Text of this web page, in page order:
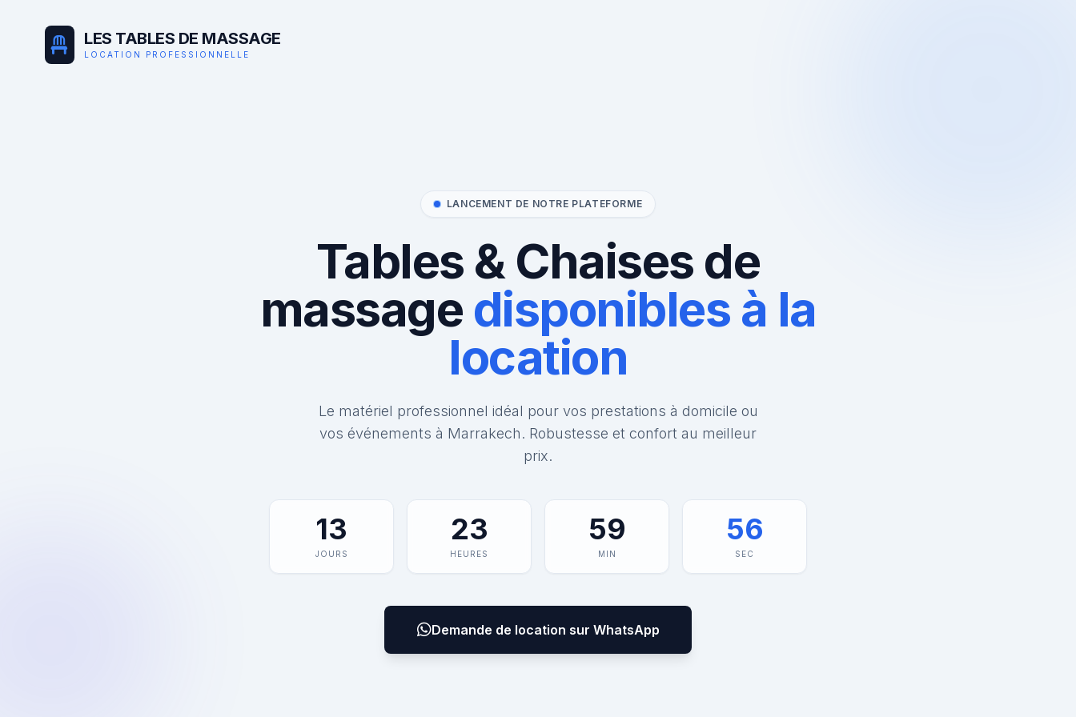
LES TABLES DE MASSAGE
LOCATION PROFESSIONNELLE
LANCEMENT DE NOTRE PLATEFORME
Tables & Chaises de
massage disponibles à la
location
Le matériel professionnel idéal pour vos prestations à domicile ou
vos événements à Marrakech. Robustesse et confort au meilleur
prix.
13
JOURS
23
HEURES
59
MIN
56
SEC
Demande de location sur WhatsApp